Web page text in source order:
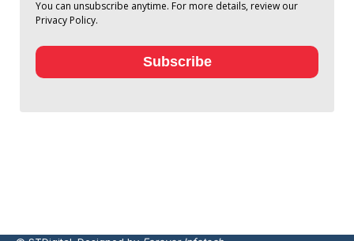
You can unsubscribe anytime. For more details, review our
Privacy Policy.
Subscribe